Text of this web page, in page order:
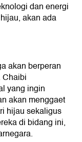
dan energi
akan ada
akan berperan
Chaibi
yang ingin
akan menggaet
hijau sekaligus
di bidang ini,